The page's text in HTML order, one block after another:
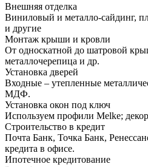
Внешняя отделка
Виниловый и металло-сайдинг,
и другие
Монтаж крыши и кровли
От односкатной до шатровой
металлочерепица и др.
Установка дверей
Входные – утепленные
МДФ.
Установка окон под ключ
Используем профили Melke;
Строительство в кредит
Почта Банк, Точка Банк,
кредита в офисе.
Ипотечное кредитование